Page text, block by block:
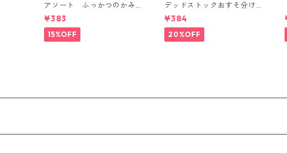
アソート ふっかつのかみ
さま(紙好きの方へ)
¥383
15%OFF
デッドストックおすそ分け
品◼︎ガラス われもの注意シ
ール
¥384
20%OFF